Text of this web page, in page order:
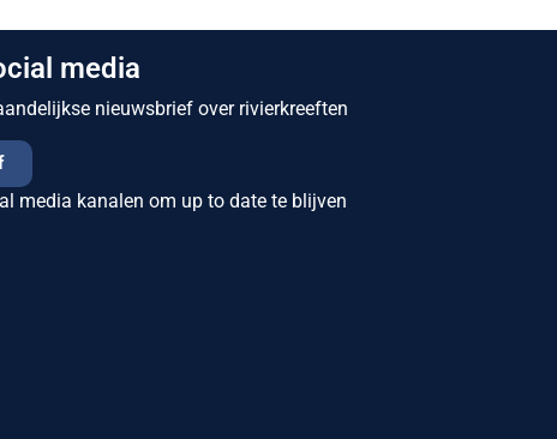
media
nieuwsbrief over rivierkreeften
media kanalen om up to date te blijven